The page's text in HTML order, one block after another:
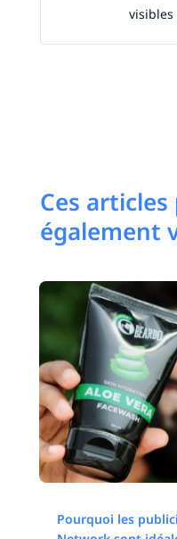
visibles
Ces
également
Pourquoi les